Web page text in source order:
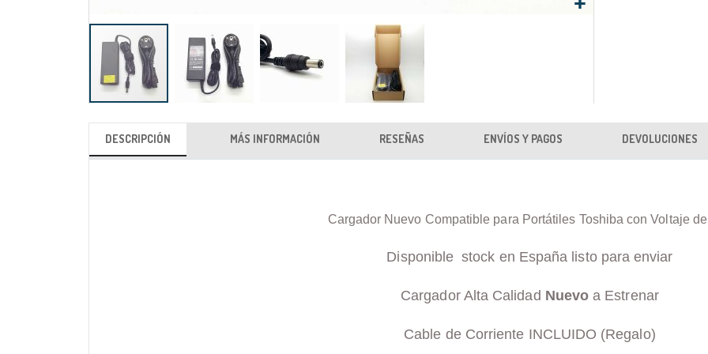
DESCRIPCIÓN
Cargador Nuevo Compatible para Portátiles Toshiba con Voltaje de
Disponible stock en España listo para enviar
Cargador Alta Calidad Nuevo a Estrenar
Cable de Corriente INCLUIDO (Regalo)
MÁS INFORMACIÓN RESEÑAS ENVÍOS Y PAGOS DEVOLUCIONES